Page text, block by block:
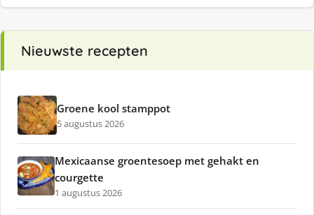
Nieuwste recepten
Groene kool stamppot
5 augustus 2026
Mexicaanse groentesoep met gehakt en
courgette
1 augustus 2026